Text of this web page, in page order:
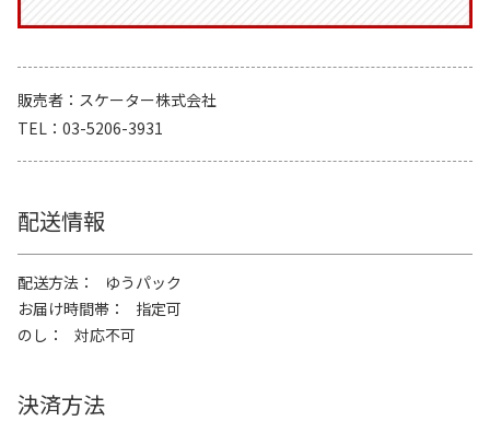
販売者
スケーター株式会社
TEL
03-5206-3931
配送情報
配送方法
ゆうパック
お届け時間帯
指定可
のし
対応不可
決済方法